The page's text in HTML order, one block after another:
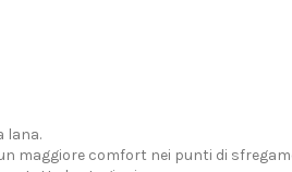
lana.
maggiore comfort nei punti di